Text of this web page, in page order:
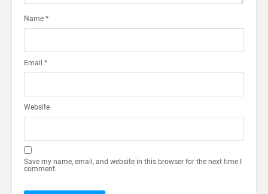
Name *
Email *
Website
Save my name, email, and website in this browser for the next time I
comment.